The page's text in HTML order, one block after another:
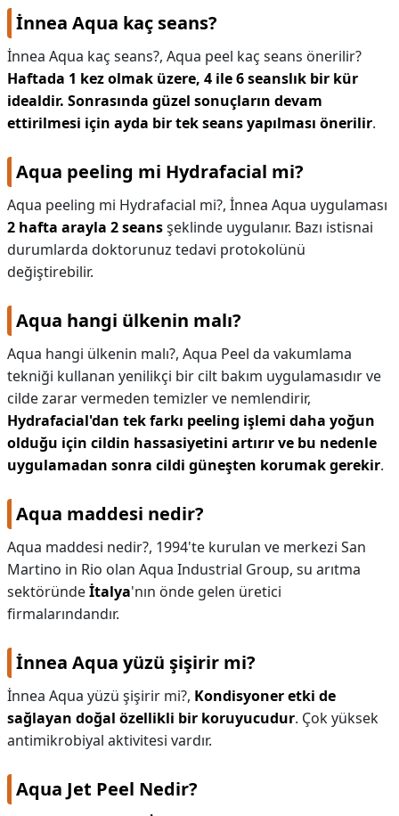
İnnea Aqua kaç seans?
İnnea Aqua kaç seans?, Aqua peel kaç seans önerilir?
Haftada 1 kez olmak üzere, 4 ile 6 seanslık bir kür
idealdir. Sonrasında güzel sonuçların devam
ettirilmesi için ayda bir tek seans yapılması önerilir.
Aqua peeling mi Hydrafacial mi?
Aqua peeling mi Hydrafacial mi?, İnnea Aqua uygulaması
2 hafta arayla 2 seansşeklinde uygulanır. Bazı istisnai
durumlarda doktorunuz tedavi protokolünü
değiştirebilir.
Aqua hangi ülkenin malı?
Aqua hangi ülkenin malı?, Aqua Peel da vakumlama
tekniği kullanan yenilikçi bir cilt bakım uygulamasıdır ve
cilde zarar vermeden temizler ve nemlendirir,
Hydrafacial'dan tek farkı peeling işlemi daha yoğun
olduğu için cildin hassasiyetini artırır ve bu nedenle
uygulamadan sonra cildi güneşten korumak gerekir.
Aqua maddesi nedir?
Aqua maddesi nedir?, 1994'te kurulan ve merkezi San
Martino in Rio olan Aqua Industrial Group, su arıtma
sektöründeİtalya'nın önde gelen üretici
firmalarındandır.
İnnea Aqua yüzü şişirir mi?
İnnea Aqua yüzü şişirir mi?, Kondisyoner etki de
sağlayan doğal özellikli bir koruyucudur. Çok yüksek
antimikrobiyal aktivitesi vardır.
Aqua Jet Peel Nedir?